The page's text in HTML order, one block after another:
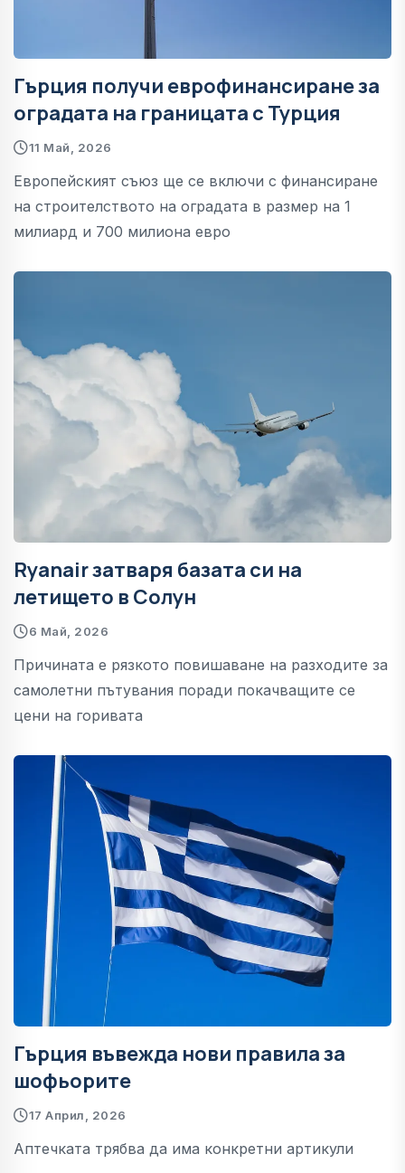
Гърция получи еврофинансиране за
оградата на границата с Турция
11 Май, 2026
Европейският съюз ще се включи с финансиране
на строителството на оградата в размер на 1
милиард и 700 милиона евро
Ryanair затваря базата си на
летището в Солун
6 Май, 2026
Причината е рязкото повишаване на разходите за
самолетни пътувания поради покачващите се
цени на горивата
Гърция въвежда нови правила за
шофьорите
17 Април, 2026
Аптечката трябва да има конкретни артикули